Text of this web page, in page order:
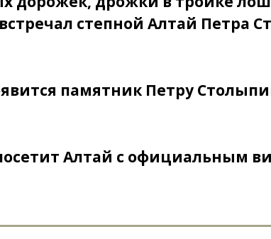
степной Алтай Петра
памятник Петру
Алтай с официальным